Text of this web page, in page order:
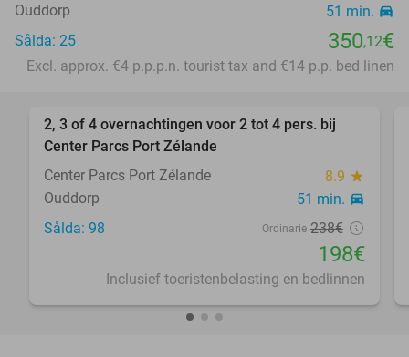
Ouddorp
51 min. directions_car
Sålda: 25 350,12€
Excl. approx. €4 p.p.p.n. tourist tax and €14 p.p. bed linen
2, 3 of 4 overnachtingen voor 2 tot 4 pers. bij
Center Parcs Port Zélande
Center Parcs Port Zélande
8.9 star
Ouddorp 51 min. directions_car
Sålda: 98 Ordinarie 238€
198€
Inclusief toeristenbelasting en bedlinnen